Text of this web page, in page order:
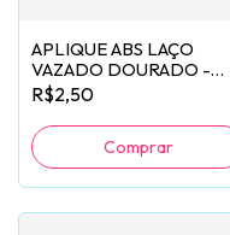
APLIQUE ABS LAÇO
VAZADO DOURADO -
2 UNIDADES
R$2,50